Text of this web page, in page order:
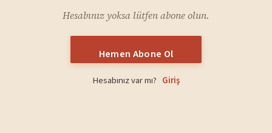
Hesabınız yoksa lütfen abone olun.
Hemen Abone Ol
Hesabınız var mı? Giriş